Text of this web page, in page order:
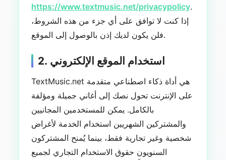
https://www.textmusic.net/privacypolicy.
إذا كنت لا توافق على أي جزء من هذه الشروط،
فلن يكون لديك إذن بالوصول إلى الموقع.
2. استخدام الموقع الإلكتروني
TextMusic.net هي أداة ذكاء اصطناعي متقدمة
على الإنترنت تحول نصك إلى أغاني جميلة ومؤلفة
بالكامل. يمكن للمستخدمين المجانيين
والمشتركين الشهريين استخدام الخدمة لأغراض
شخصية وغير تجارية فقط، بينما يُمنح المشتركون
السنويون حقوق الاستخدام التجاري لجميع